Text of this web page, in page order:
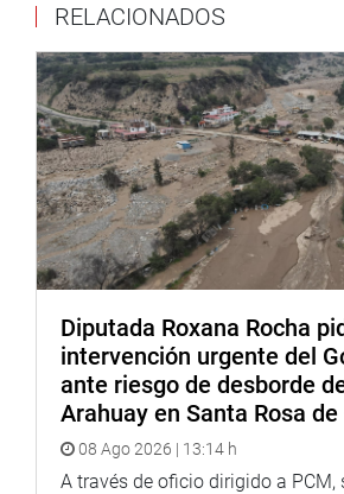
Tomis Stack” ubicado en el pueblo
de Chiclayo, cuyas obras están a
“por responsabilidad de lo que era la
Cambios y hoy es la Autoridad
Infraestructura (ANIN)”.
“Señor premier Gustavo Adrianzén,
que abordaremos de prioritaria en la
tendremos el martes 26. Y
satisfactorias. Es momento que el
preocupe de verdad por la población
concluyó.
Lima, 19 de marzo de 2024
DESPACHO CONGRESISTA NORMA
LUMBRERAS
RELACIONADOS
Diputada Roxana Rocha
intervención urgente del
ante riesgo de desborde
Arahuay en Santa Rosa
08 Ago 2026 | 13:14 h
A través de oficio dirigido a PCM,